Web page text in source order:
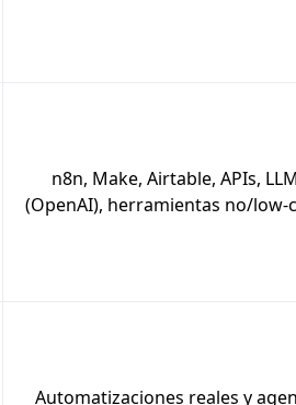
n8n, Make, Airtable, APIs,
(OpenAI), herramientas no/low-
Automatizaciones reales y